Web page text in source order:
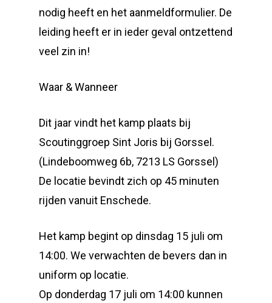
nodig heeft en het aanmeldformulier. De
leiding heeft er in ieder geval ontzettend
veel zin in!
Waar & Wanneer
Dit jaar vindt het kamp plaats bij
Scoutinggroep Sint Joris bij Gorssel.
(Lindeboomweg 6b, 7213 LS Gorssel)
De locatie bevindt zich op 45 minuten
rijden vanuit Enschede.
Het kamp begint op dinsdag 15 juli om
14:00. We verwachten de bevers dan in
uniform op locatie.
Op donderdag 17 juli om 14:00 kunnen